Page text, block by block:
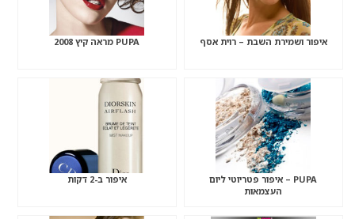
איפור ושמירת השבת – רוית אסף PUPA מראה קיץ 2008
PUPA – איפור פטריוטי ליום
העצמאות
איפור ב-2 דקות